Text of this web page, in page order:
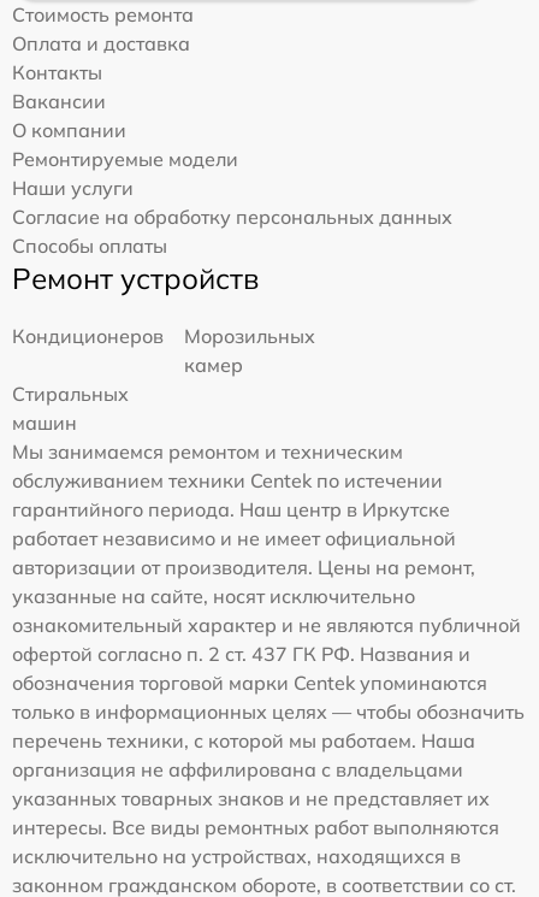
Стоимость ремонта
Оплата и доставка
Контакты
Вакансии
О компании
Ремонтируемые модели
Наши услуги
Согласие на обработку персональных данных
Способы оплаты
Ремонт устройств
Кондиционеров
Морозильных
камер
Стиральных
машин
Мы занимаемся ремонтом и техническим
обслуживанием техники Centek по истечении
гарантийного периода. Наш центр в Иркутске
работает независимо и не имеет официальной
авторизации от производителя. Цены на ремонт,
указанные на сайте, носят исключительно
ознакомительный характер и не являются публичной
офертой согласно п. 2 ст. 437 ГК РФ. Названия и
обозначения торговой марки Centek упоминаются
только в информационных целях — чтобы обозначить
перечень техники, с которой мы работаем. Наша
организация не аффилирована с владельцами
указанных товарных знаков и не представляет их
интересы. Все виды ремонтных работ выполняются
исключительно на устройствах, находящихся в
законном гражданском обороте, в соответствии со ст.